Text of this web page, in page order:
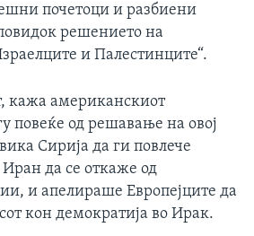
почетоци и разбиени
решението на
и Палестинците“.
кажа американскиот
повеќе од решавање на овој
Сирија да ги повлече
да се откаже од
и апелираше Европејците да
кон демократија во Ирак.